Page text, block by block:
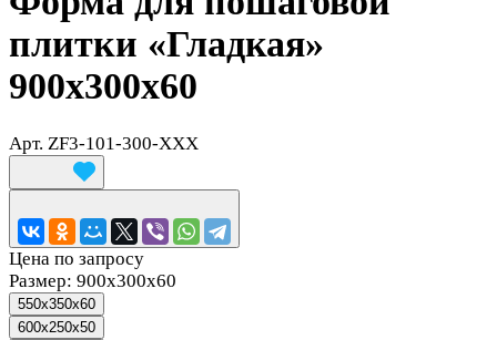
плитки «Гладкая»
900х300х60
Арт. ZF3-101-300-XXX
Цена по запросу
Размер: 900х300х60
550х350х60
600x250x50